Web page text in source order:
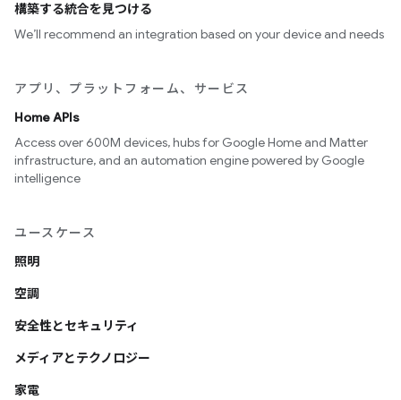
構築する統合を見つける
We’ll recommend an integration based on your device and needs
アプリ、プラットフォーム、サービス
Home APIs
Access over 600M devices, hubs for Google Home and Matter
infrastructure, and an automation engine powered by Google
intelligence
ユースケース
照明
空調
安全性とセキュリティ
メディアとテクノロジー
家電